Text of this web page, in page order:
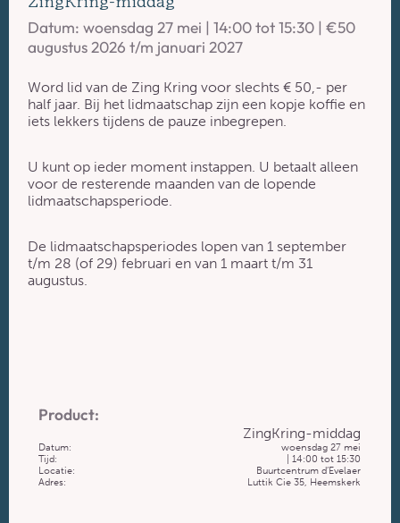
Datum: woensdag 27 mei | 14:00 tot15:30 | €50
augustus 2026 t/m januari 2027
Word lid van de Zing Kring voor slechts € 50,- per
half jaar. Bij het lidmaatschap zijn een kopje koffie en
iets lekkers tijdens de pauze inbegrepen.
U kunt op ieder moment instappen. U betaalt alleen
voor de resterende maanden van de lopende
lidmaatschapsperiode.
De lidmaatschapsperiodes lopen van 1 september
t/m 28 (of 29) februari en van 1 maart t/m 31
augustus.
ZingKring-middag
Datum:
woensdag 27 mei
Tijd:
| 14:00 tot 15:30
Locatie:
Buurtcentrum d’Evelaer
Adres:
Luttik Cie 35, Heemskerk